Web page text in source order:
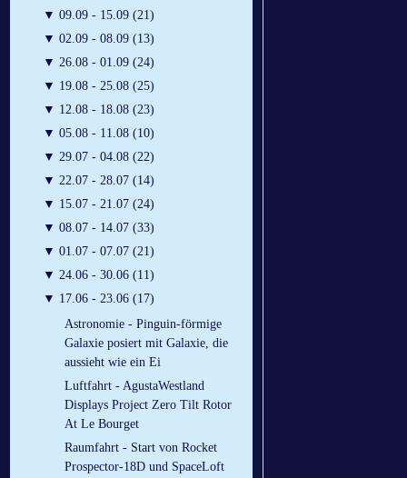
▼ 09.09 - 15.09 (21)
▼ 02.09 - 08.09 (13)
▼ 26.08 - 01.09 (24)
▼ 19.08 - 25.08 (25)
▼ 12.08 - 18.08 (23)
▼ 05.08 - 11.08 (10)
▼ 29.07 - 04.08 (22)
▼ 22.07 - 28.07 (14)
▼ 15.07 - 21.07 (24)
▼ 08.07 - 14.07 (33)
▼ 01.07 - 07.07 (21)
▼ 24.06 - 30.06 (11)
▼ 17.06 - 23.06 (17)
Astronomie - Pinguin-förmige
Galaxie posiert mit Galaxie, die
aussieht wie ein Ei
Luftfahrt - AgustaWestland
Displays Project Zero Tilt Rotor
At Le Bourget
Raumfahrt - Start von Rocket
Prospector-18D und SpaceLoft